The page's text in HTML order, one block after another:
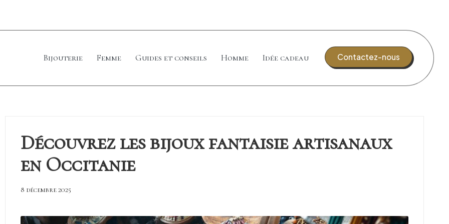
Bijouterie Femme Guides et conseils Homme Idée cadeau Contactez-nous
Découvrez les bijoux fantaisie artisanaux
en Occitanie
8 décembre 2025